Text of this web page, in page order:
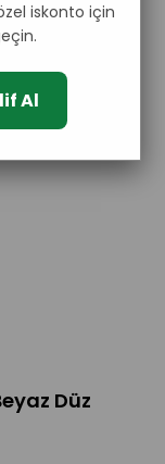
Düz
iskonto için
Al